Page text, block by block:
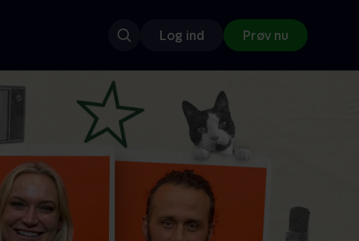
Log ind Prøv nu